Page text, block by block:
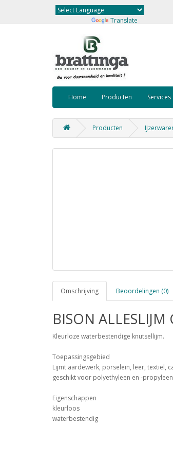
Translate
Home Producten Services
Producten
Omschrijving Beoordelingen (0)
BISON
Kleurloze waterbestendige knutsellijm.
Toepassingsgebied
Lijmt aardewerk, porselein, leer, textiel,
geschikt voor polyethyleen en -
Eigenschappen
kleurloos
waterbestendig